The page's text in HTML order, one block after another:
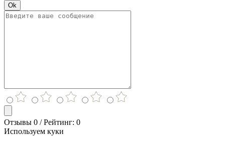
Ok
Отзывы 0 / Рейтинг: 0
Используем куки